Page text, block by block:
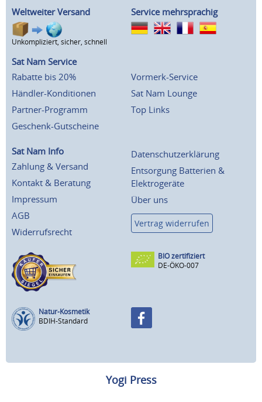
Weltweiter Versand
Unkompliziert, sicher, schnell
Service mehrsprachig
Sat Nam Service
Rabatte bis 20%
Händler-Konditionen
Partner-Programm
Geschenk-Gutscheine
Vormerk-Service
Sat Nam Lounge
Top Links
Sat Nam Info
Zahlung & Versand
Kontakt & Beratung
Impressum
AGB
Widerrufsrecht
Datenschutzerklärung
Entsorgung Batterien &
Elektrogeräte
Über uns
Vertrag widerrufen
BIO zertifiziert
DE-ÖKO-007
Natur-Kosmetik
BDIH-Standard
Yogi Press